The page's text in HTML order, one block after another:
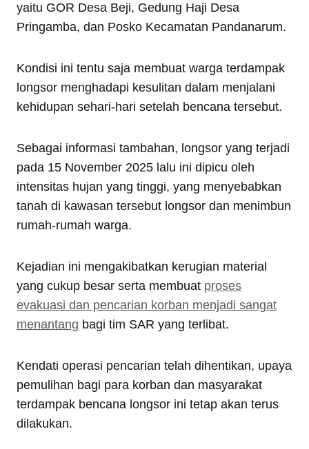
yaitu GOR Desa Beji, Gedung Haji Desa
Pringamba, dan Posko Kecamatan Pandanarum.
Kondisi ini tentu saja membuat warga terdampak
longsor menghadapi kesulitan dalam menjalani
kehidupan sehari-hari setelah bencana tersebut.
Sebagai informasi tambahan, longsor yang terjadi
pada 15 November 2025 lalu ini dipicu oleh
intensitas hujan yang tinggi, yang menyebabkan
tanah di kawasan tersebut longsor dan menimbun
rumah-rumah warga.
Kejadian ini mengakibatkan kerugian material
yang cukup besar serta membuat proses
evakuasi dan pencarian korban menjadi sangat
menantang bagi tim SAR yang terlibat.
Kendati operasi pencarian telah dihentikan, upaya
pemulihan bagi para korban dan masyarakat
terdampak bencana longsor ini tetap akan terus
dilakukan.